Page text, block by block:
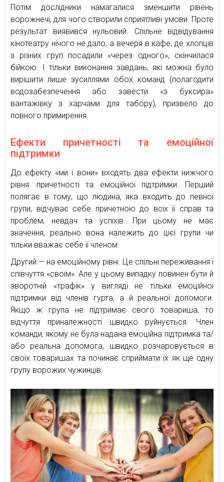
Потім дослідники намагалися зменшити рівень
ворожнечі, для чого створили сприятливі умови. Проте
результат виявився нульовий. Спільне відвідування
кінотеатру нічого не дало, а вечеря в кафе, де хлопців
з різних груп посадили «через одного», скінчилася
бійкою. І тільки виконання завдань, які можна було
вирішити лише зусиллями обох команд (полагодити
водозабезпечення або завести «з буксира»
вантажівку з харчами для табору), призвело до
повного примирення.
Ефекти причетності та емоційної
підтримки
До ефекту «ми і вони» входять два ефекти нижчого
рівня: причетності та емоційної підтримки. Перший
полягає в тому, що людина, яка входить до певної
групи, відчуває себе причетною до всіх її справ та
проблем, невдач та успіхів. При цьому не має
значення, реально вона належить до цієї групи чи
тільки вважає себе її членом.
Другий — на емоційному рівні. Це спільні переживання і
співчуття «своїм». Але у цьому випадку повинен бути й
зворотній «трафік» у вигляді не тільки емоційної
підтримки від членів гурта, а й реальної допомоги.
Якщо ж група не підтримає свого товариша, то
відчуття приналежності швидко руйнується. Член
команди, якому не була надана емоційна підтримка та/
або реальна допомога, швидко розчаровується в
своїх товаришах та починає сприймати їх як ще одну
групу ворожих чужинців.